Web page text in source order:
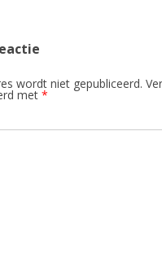
wordt niet gepubliceerd.
met *